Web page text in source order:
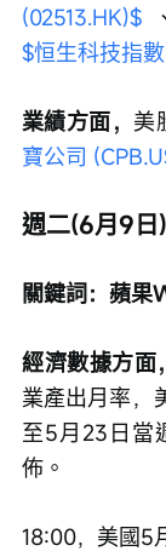
(02513.HK)$
$恒生科技指
業績方面， 美
寶公司
週二(6月9日)
關鍵詞：蘋果
經濟數據方面，
業產出月率，
至5月23日當
佈。
18:00，美國5